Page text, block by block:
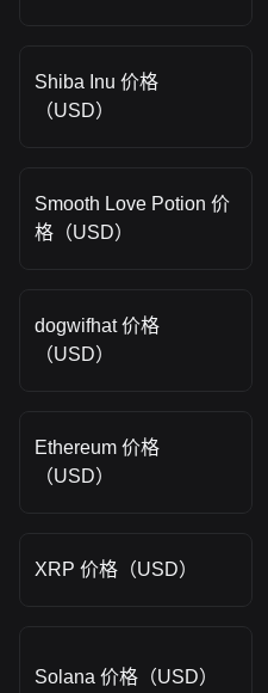
Shiba Inu 价格
（USD）
Smooth Love Potion 价
格（USD）
dogwifhat 价格
（USD）
Ethereum 价格
（USD）
XRP 价格（USD）
Solana 价格（USD）